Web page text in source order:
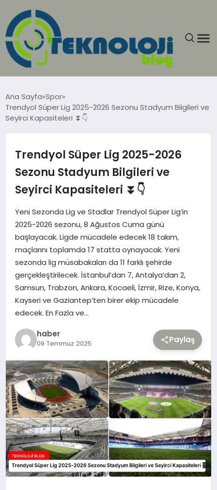
GÜNCEL
GENEL
GÜNDEM
TEKNOLOJI
YAŞAM
Ana Sayfa Spor
Trendyol Süper Lig 2025-2026 Sezonu Stadyum Bilgileri ve
Seyirci Kapasiteleri ⏬👇
Trendyol Süper Lig 2025-2026
Sezonu Stadyum Bilgileri ve
Seyirci Kapasiteleri ⏬👇
Yeni Sezonda Lig ve Stadlar Trendyol Süper Lig’in
2025-2026 sezonu, 8 Ağustos Cuma günü
başlayacak. Ligde mücadele edecek 18 takım,
maçlarını toplamda 17 statta oynayacak. Yeni
sezonda lig müsabakaları da 11 farklı şehirde
gerçekleştirilecek. İstanbul’dan 7, Antalya’dan 2,
Samsun, Trabzon, Ankara, Kocaeli, İzmir, Rize, Konya,
Kayseri ve Gaziantep’ten birer ekip mücadele
edecek. En Fazla ve…
haber
09 Temmuz 2025 Paylaş